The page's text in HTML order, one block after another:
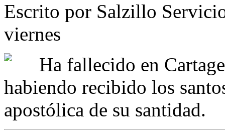
Escrito por Salzillo
viernes
Ha fallecido en
habiendo recibido los
apostólica de su santidad.